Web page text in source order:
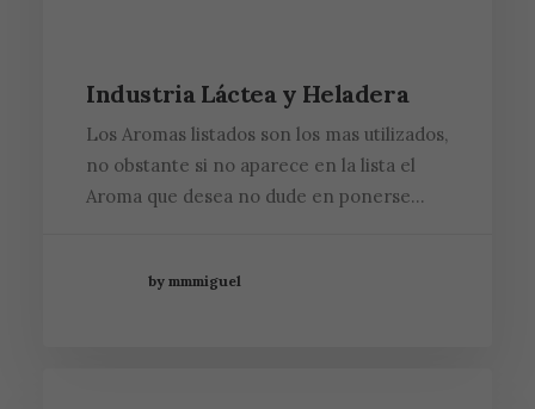
Industria Láctea y Heladera
Los Aromas listados son los mas utilizados,
no obstante si no aparece en la lista el
Aroma que desea no dude en ponerse…
by mmmiguel